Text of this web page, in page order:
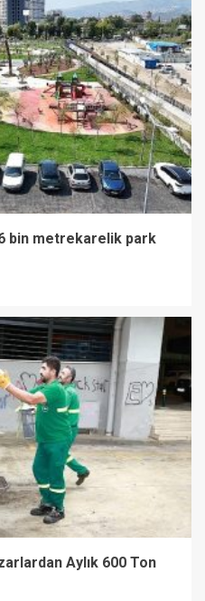
bin metrekarelik park
Aylık 600 Ton